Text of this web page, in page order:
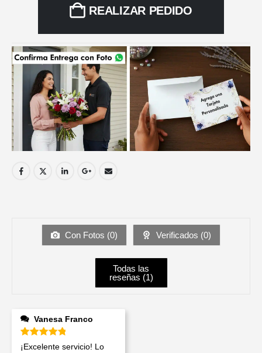
REALIZAR PEDIDO
Con Fotos (0) Verificados (0)
Todas las
reseñas (1)
Vanesa Franco
Valorado en de 5
¡Excelente servicio! Lo